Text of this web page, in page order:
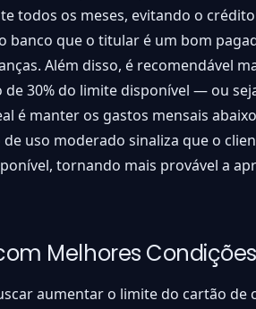
todos os meses, evitando o
banco que o titular é um bom
Além disso, é recomendável
30% do limite disponível — ou
é manter os gastos mensais
uso moderado sinaliza que o
tornando mais provável a
Melhores Condições
aumentar o limite do cartão de